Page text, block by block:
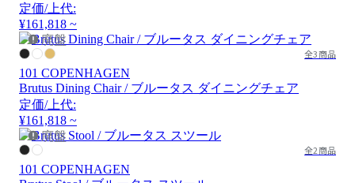
定価/上代:
¥161,818 ~
廃盤
全3商品
101 COPENHAGEN
Brutus Dining Chair / ブルータス ダイニングチェア
定価/上代:
¥161,818 ~
廃盤
全2商品
101 COPENHAGEN